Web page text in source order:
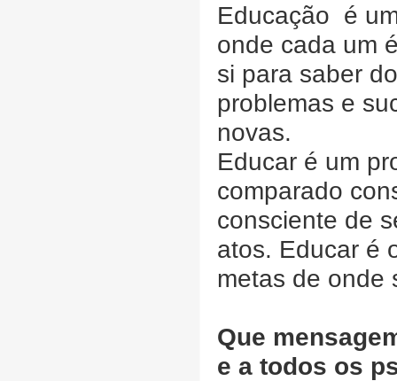
Educação é
onde cada um
si para saber
problemas e
novas.
Educar é um
comparado
consciente de
atos. Educar é
metas de onde
Que
e a todos os